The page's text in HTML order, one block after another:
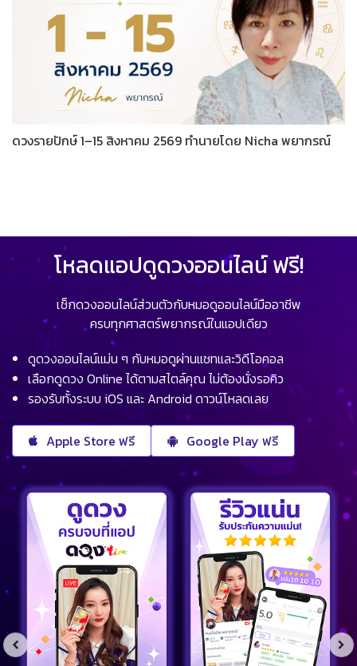
ดวงรายปักษ์ 1–15 สิงหาคม 2569 ทำนายโดย Nicha พยากรณ์
โหลดแอปดูดวงออนไลน์ ฟรี!
เช็กดวงออนไลน์ส่วนตัวกับหมอดูออนไลน์มืออาชีพ
ครบทุกศาสตร์พยากรณ์ในแอปเดียว
ดูดวงออนไลน์แม่น ๆ กับหมอดูผ่านแชทและวิดีโอคอล
เลือกดูดวง Online ได้ตามสไตล์คุณ ไม่ต้องนั่งรอคิว
รองรับทั้งระบบ iOS และ Android ดาวน์โหลดเลย
Apple Store ฟรี Google Play ฟรี